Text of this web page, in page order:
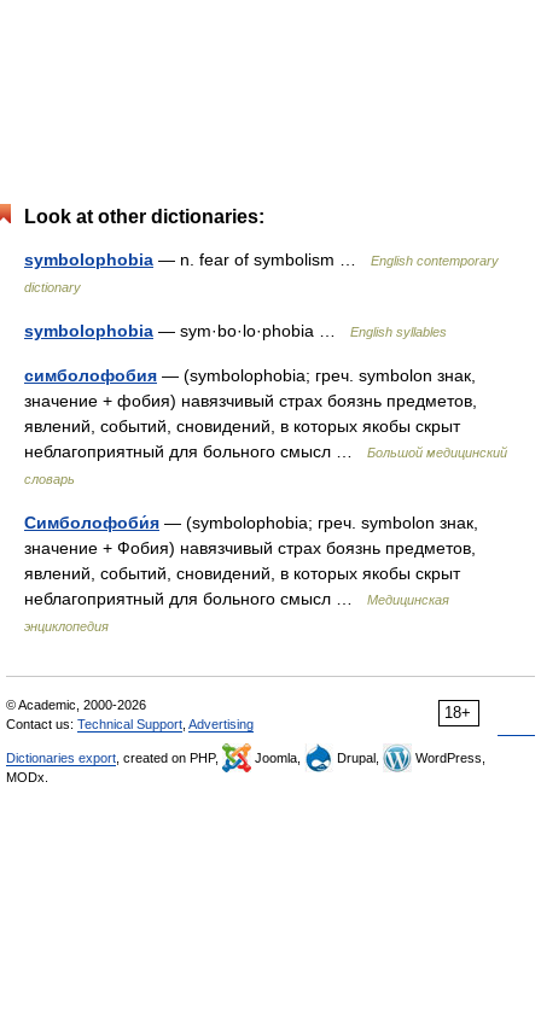
Look at other dictionaries:
symbolophobia — n. fear of symbolism …
English contemporary
dictionary
symbolophobia — sym·bo·lo·phobia … English syllables
симболофобия — (symbolophobia; греч. symbolon знак,
значение + фобия) навязчивый страх боязнь предметов,
явлений, событий, сновидений, в которых якобы скрыт
неблагоприятный для больного смысл …
Большой медицинский
словарь
Симболофоби́я — (symbolophobia; греч. symbolon знак,
значение + Фобия) навязчивый страх боязнь предметов,
явлений, событий, сновидений, в которых якобы скрыт
неблагоприятный для больного смысл …
Медицинская
энциклопедия
18+
© Academic, 2000-2026
Contact us: Technical Support Advertising
Dictionaries export , created on PHP, Joomla, Drupal,
WordPress,
MODx.